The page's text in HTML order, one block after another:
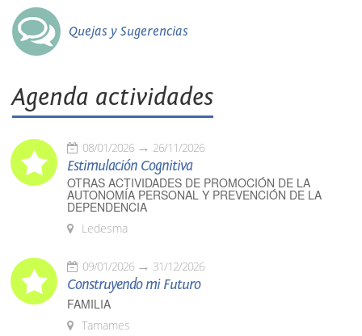
Quejas y Sugerencias
Agenda actividades
08/01/2026 26/11/2026
Estimulación Cognitiva
OTRAS ACTIVIDADES DE PROMOCIÓN DE LA
AUTONOMÍA PERSONAL Y PREVENCIÓN DE LA
DEPENDENCIA
Ledesma
09/01/2026 31/12/2026
Construyendo mi Futuro
FAMILIA
Tamames